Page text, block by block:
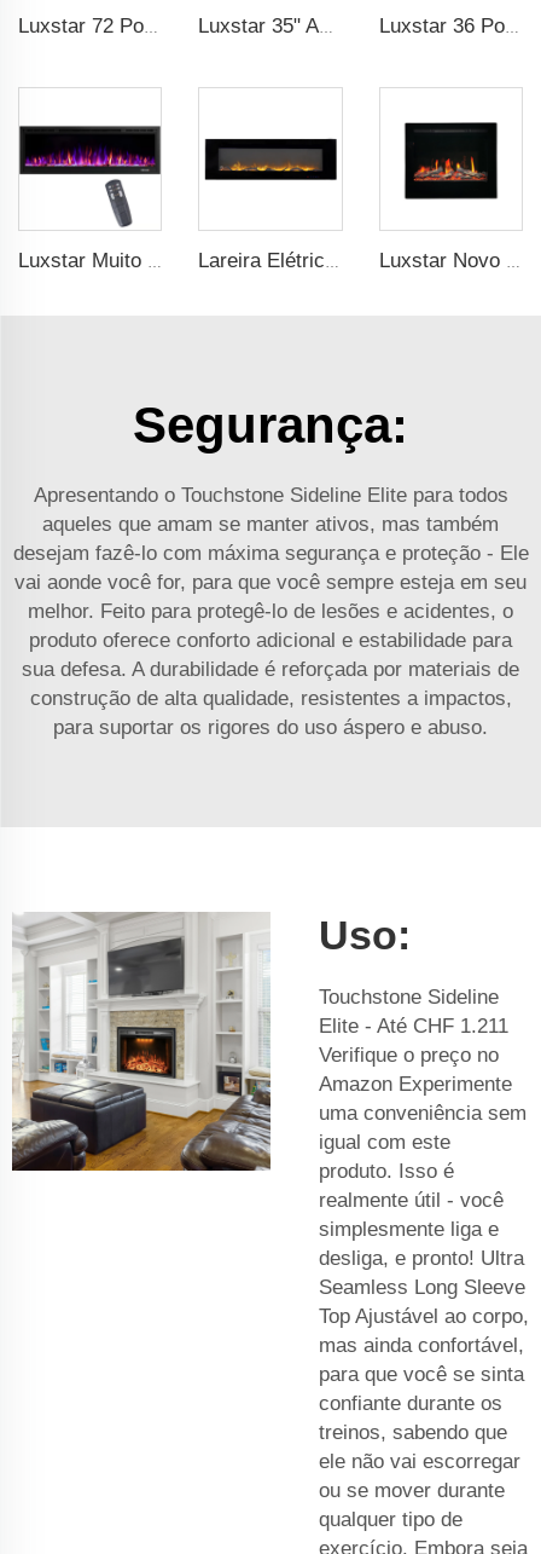
Luxstar 36 Polegadas Embutido Parede Montado Elétrico Aquecedor de Lareira Decorativo Chama Multicolor Remoto Controle Interno
Luxstar Muito Vendido Lareira Elétrica LED Fixada na Parede com 3 Cores de Chamas Reais Suspensa Lareira Elétrica Lareira Elétrica de Parede Luxstar 60 Polegadas com Configuração Dual de Aquecimento à Venda, Chama Elétrica para Lareira Luxstar Novo Modelo Lareira ZEF48V Muito Vendido Lareira Elétrica Doméstica de Tela Interna LED Light Efeito de Chama Real
Segurança:
Apresentando o Touchstone Sideline Elite para todos
aqueles que amam se manter ativos, mas também
desejam fazê-lo com máxima segurança e proteção - Ele
vai aonde você for, para que você sempre esteja em seu
melhor. Feito para protegê-lo de lesões e acidentes, o
produto oferece conforto adicional e estabilidade para
sua defesa. A durabilidade é reforçada por materiais de
construção de alta qualidade, resistentes a impactos,
para suportar os rigores do uso áspero e abuso.
Uso:
Touchstone Sideline
Elite - Até CHF 1.211
Verifique o preço no
Amazon Experimente
uma conveniência sem
igual com este
produto. Isso é
realmente útil - você
simplesmente liga e
desliga, e pronto! Ultra
Seamless Long Sleeve
Top Ajustável ao corpo,
mas ainda confortável,
para que você se sinta
confiante durante os
treinos, sabendo que
ele não vai escorregar
ou se mover durante
qualquer tipo de
exercício. Embora seja